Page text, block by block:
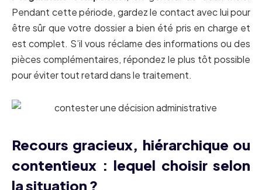
Pendant cette période, gardez le contact avec lui pour
être sûr que votre dossier a bien été pris en charge et
est complet. S’il vous réclame des informations ou des
pièces complémentaires, répondez le plus tôt possible
pour éviter tout retard dans le traitement.
Recours gracieux, hiérarchique ou
contentieux : lequel choisir selon
la situation ?